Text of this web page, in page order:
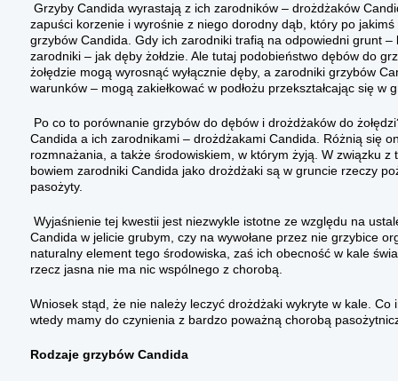
Grzyby Candida wyrastają z ich zarodników – drożdżaków
zapuści korzenie i wyrośnie z niego dorodny dąb, który po
grzybów Candida. Gdy ich zarodniki trafią na odpowiedni grunt
zarodniki – jak dęby żołdzie. Ale tutaj podobieństwo dębów do
żołędzie mogą wyrosnąć wyłącznie dęby, a zarodniki grzybów
warunków – mogą zakiełkować w podłożu przekształcając się
Po co to porównanie grzybów do dębów i drożdżaków do
Candida a ich zarodnikami – drożdżakami Candida. Różnią się
rozmnażania, a także środowiskiem, w którym żyją. W związku
bowiem zarodniki Candida jako drożdżaki są w gruncie rzeczy
pasożyty.
Wyjaśnienie tej kwestii jest niezwykle istotne ze względu na
Candida w jelicie grubym, czy na wywołane przez nie grzybice
naturalny element tego środowiska, zaś ich obecność w kale
rzecz jasna nie ma nic wspólnego z chorobą.
Wniosek stąd, że nie należy leczyć drożdżaki wykryte w kale.
wtedy mamy do czynienia z bardzo poważną chorobą
Rodzaje grzybów Candida